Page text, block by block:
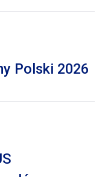
Polski 2026